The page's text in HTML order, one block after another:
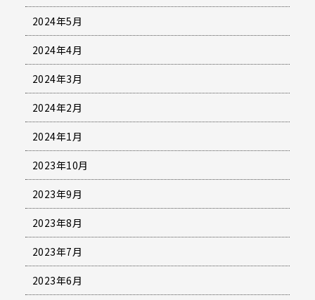
2024年5月
2024年4月
2024年3月
2024年2月
2024年1月
2023年10月
2023年9月
2023年8月
2023年7月
2023年6月